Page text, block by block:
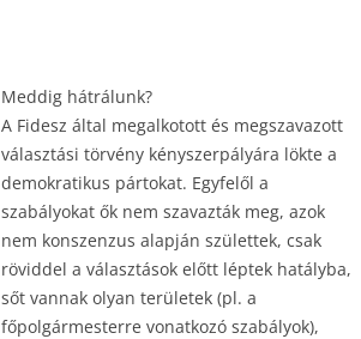
Meddig hátrálunk?
A Fidesz által megalkotott és megszavazott
választási törvény kényszerpályára lökte a
demokratikus pártokat. Egyfelől a
szabályokat ők nem szavazták meg, azok
nem konszenzus alapján születtek, csak
röviddel a választások előtt léptek hatályba,
sőt vannak olyan területek (pl. a
főpolgármesterre vonatkozó szabályok),